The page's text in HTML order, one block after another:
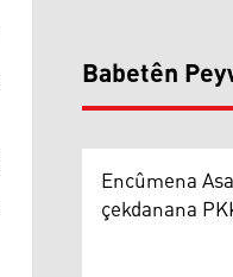
Babetên
Encûmena
çekdanana